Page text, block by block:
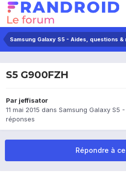
Samsung Galaxy S5 - Aides, questions &
S5 G900FZH
Par jeffisator
11 mai 2015 dans Samsung Galaxy S5
réponses
Répondre à